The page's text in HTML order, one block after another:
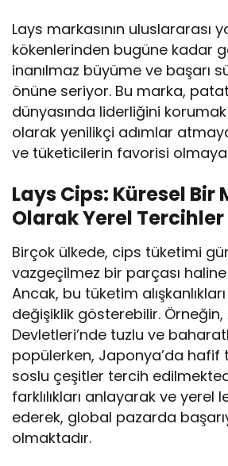
Lays markasının uluslararası
kökenlerinden bugüne kadar
inanılmaz büyüme ve başarı
önüne seriyor. Bu marka,
dünyasında liderliğini
olarak yenilikçi adımlar
ve tüketicilerin favorisi
Lays Cips: Küresel Bir
Olarak Yerel Tercihler
Birçok ülkede, cips tüketimi
vazgeçilmez bir parçası
Ancak, bu tüketim
değişiklik gösterebilir. Örneğin,
Devletleri’nde tuzlu ve
popülerken, Japonya’da hafif
soslu çeşitler tercih
farklılıkları anlayarak ve yerel
ederek, global pazarda
olmaktadır.